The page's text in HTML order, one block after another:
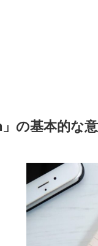
」の基本的な